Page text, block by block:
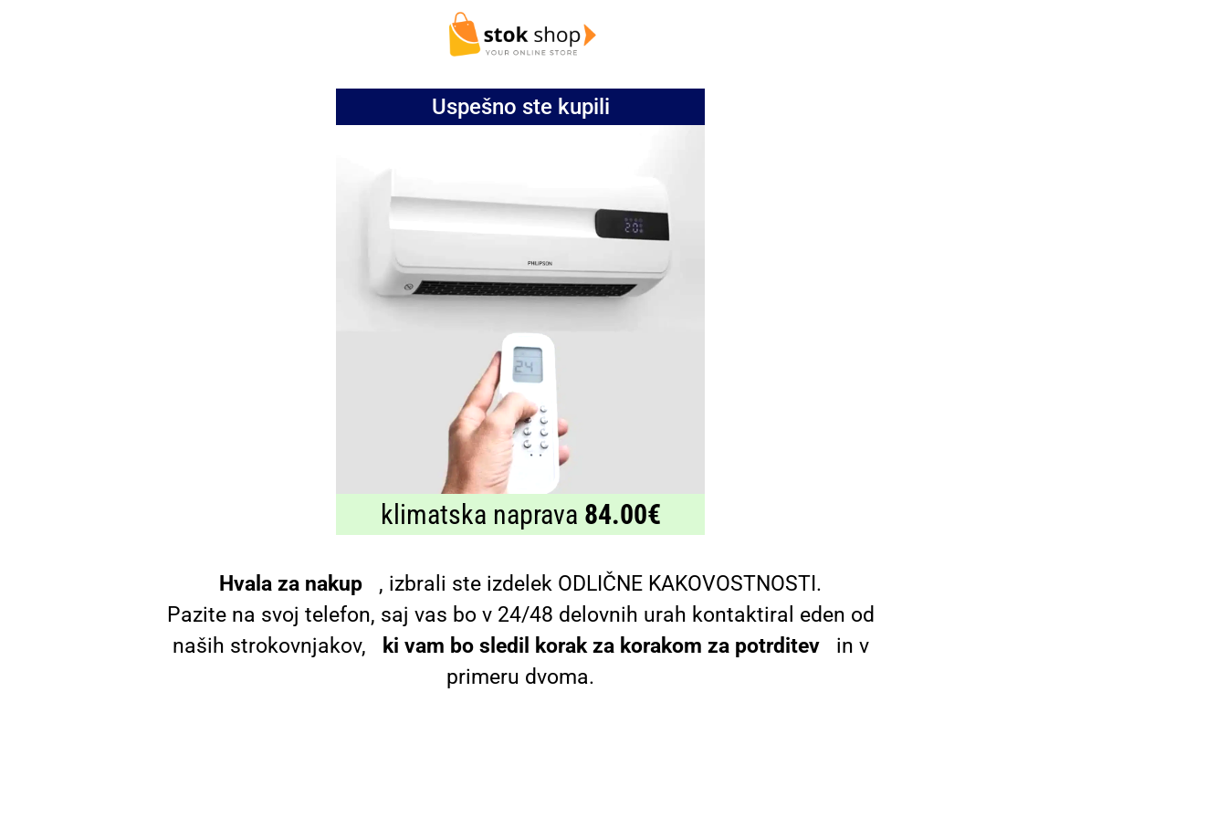
Uspešno ste kupili
klimatska naprava 84.00€
Hvala za nakup , izbrali ste izdelek ODLIČNE KAKOVOSTNOSTI.
Pazite na svoj telefon, saj vas bo v 24/48 delovnih urah kontaktiral eden od
naših strokovnjakov,
ki vam bo sledil korak za korakom za potrditevin v
primeru dvoma.